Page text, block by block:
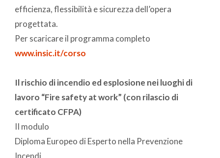
efficienza, flessibilità e sicurezza dell’opera
progettata.
Per scaricare il programma completo
www.insic.it/corso
Il rischio di incendio ed esplosione nei luoghi di
lavoro “Fire safety at work” (con rilascio di
certificato CFPA)
II modulo
Diploma Europeo di Esperto nella Prevenzione
Incendi